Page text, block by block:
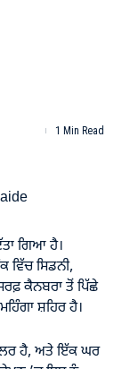
1 Min Read
ਗਿਆ ਹੈ।
ਵਿੱਚ ਸਿਡਨੀ,
ਕੈਨਬਰਾ ਤੋਂ ਪਿੱਛੇ
ਸ਼ਹਿਰ ਹੈ।
ਹੈ, ਅਤੇ ਇੱਕ ਘਰ